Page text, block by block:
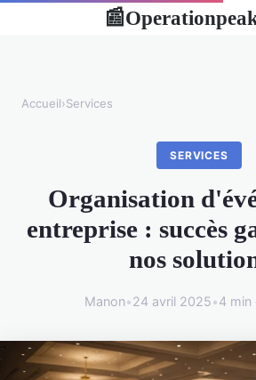
📰
Accueil›Services
SERVICES
Organisation
entreprise : succès
nos
Manon•24 avril 2025•4 min